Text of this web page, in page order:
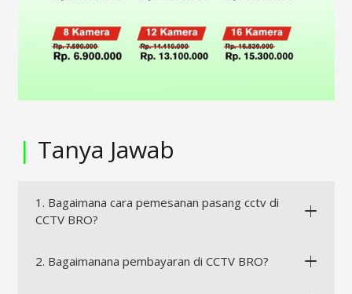
| Tanya Jawab
1. Bagaimana cara pemesanan pasang cctv di
CCTV BRO?
2. Bagaimanana pembayaran di CCTV BRO?